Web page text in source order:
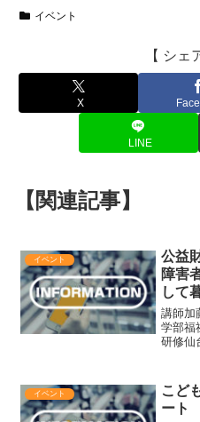
イベント
【 シェ
X
LINE
【関連記事】
イベント
公益
障害
して
害時
て』
講師加
学部福
研修仙
本大
心理
かか
究・
イベント
こど
ート